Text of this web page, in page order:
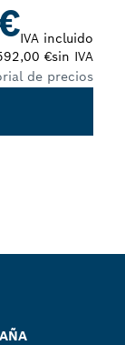
IVA incluido
€sin IVA
de precios